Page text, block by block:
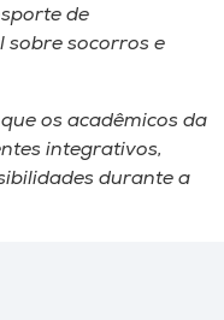
de
sobre socorros e
os acadêmicos da
integrativos,
durante a